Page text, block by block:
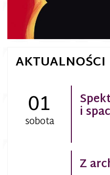
AKTUALNOŚCI
01
sobota i
Z